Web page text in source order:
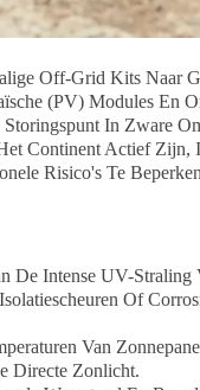
Off-Grid Kits Naar
(PV) Modules En
In Zware
Continent Actief Zijn,
Risico's Te
De Intense UV-
Of
Van
Directe Zonlicht.